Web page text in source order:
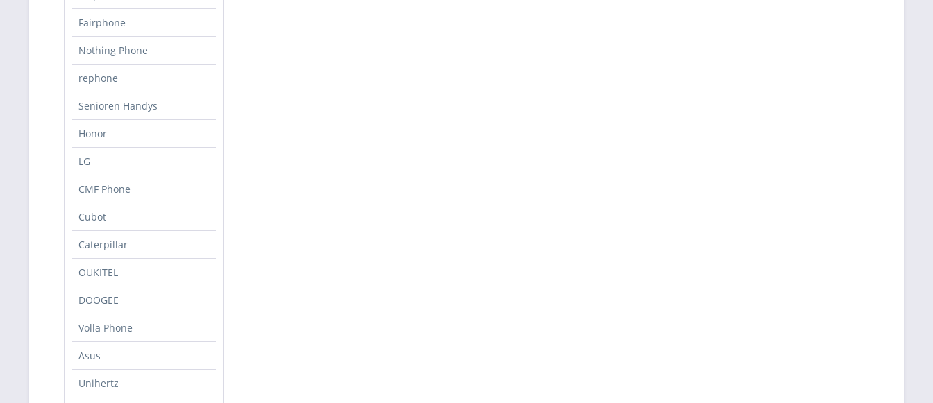
Fairphone
Nothing Phone
rephone
Senioren Handys
Honor
LG
CMF Phone
Cubot
Caterpillar
OUKITEL
DOOGEE
Volla Phone
Asus
Unihertz